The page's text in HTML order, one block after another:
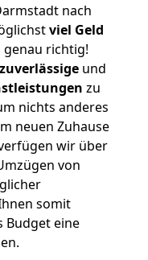
nach
viel Geld
genau richtig!
zuverlässige und
zu
nichts anderes
neuen Zuhause
wir über
von
somit
Budget eine